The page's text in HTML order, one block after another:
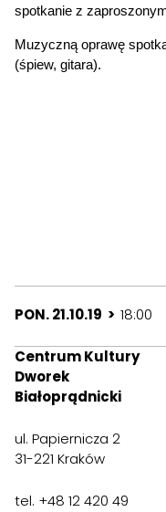
spotkanie z
Muzyczną oprawę
(śpiew, gitara).
PON. 21.10.19 > 18:00
Centrum Kultury
Dworek
Białoprądnicki
ul. Papiernicza 2
31-221 Kraków
tel. +48 12 420 49